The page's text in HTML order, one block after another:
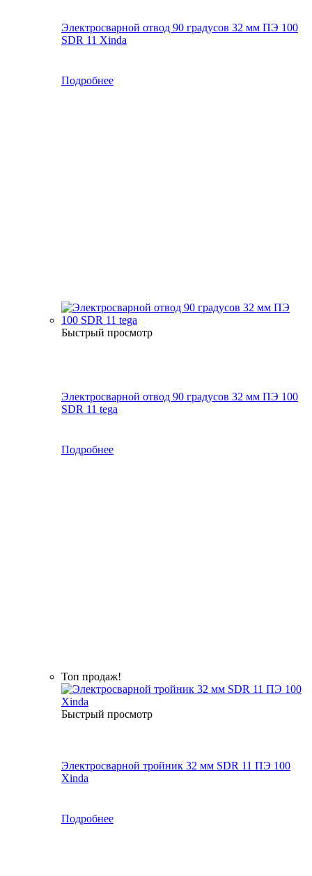
Электросварной отвод 90 градусов 32 мм ПЭ 100
SDR 11 Xinda
Подробнее
Быстрый просмотр
Электросварной отвод 90 градусов 32 мм ПЭ 100
SDR 11 tega
Подробнее
Топ продаж!
Быстрый просмотр
Электросварной тройник 32 мм SDR 11 ПЭ 100
Xinda
Подробнее